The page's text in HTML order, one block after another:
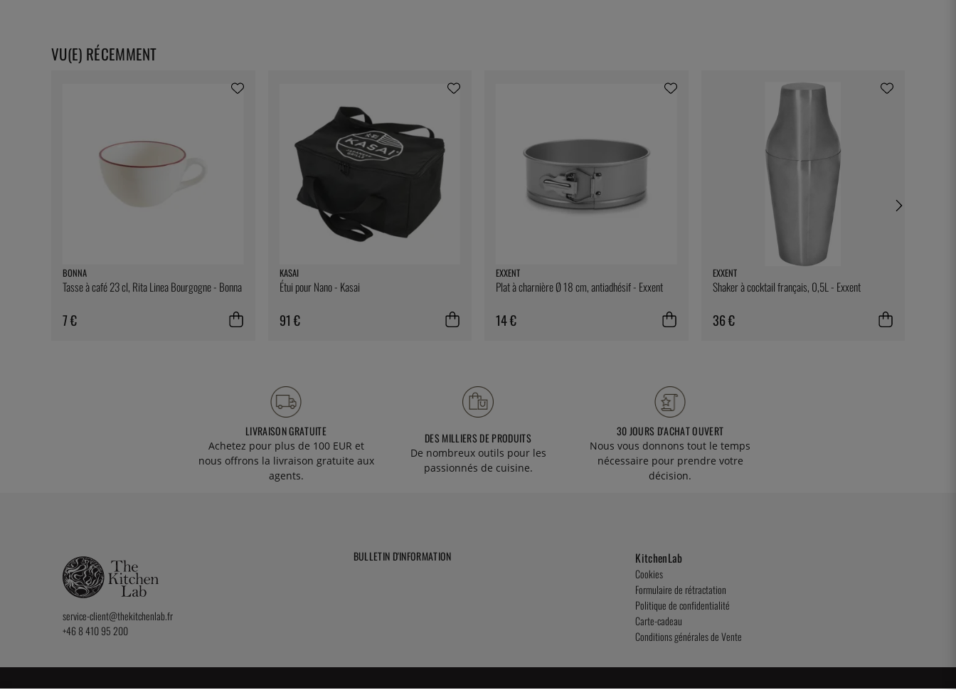
VU(E) RÉCEMMENT
BONNA
Tasse à café 23 cl, Rita Linea Bourgogne - Bonna
7 €
KASAI
Étui pour Nano - Kasai
91 €
EXXENT
Plat à charnière Ø 18 cm, antiadhésif - Exxent
14 €
EXXENT
Shaker à cocktail français, 0,5L - Exxent
36 €
LIVRAISON GRATUITE
Achetez pour plus de 100 EUR et
nous offrons la livraison gratuite aux
agents.
DES MILLIERS DE PRODUITS
De nombreux outils pour les
passionnés de cuisine.
30 JOURS D'ACHAT OUVERT
Nous vous donnons tout le temps
nécessaire pour prendre votre
décision.
service-client@thekitchenlab.fr
+46 8 410 95 200
BULLETIN D'INFORMATION KitchenLab
Cookies
Formulaire de rétractation
Politique de confidentialité
Carte-cadeau
Conditions générales de Vente